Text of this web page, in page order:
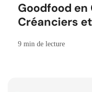
Goodfood
Créanciers
9 min de lecture